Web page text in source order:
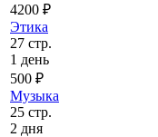
4200 ₽
Этика
27 стр.
1 день
500 ₽
Музыка
25 стр.
2 дня